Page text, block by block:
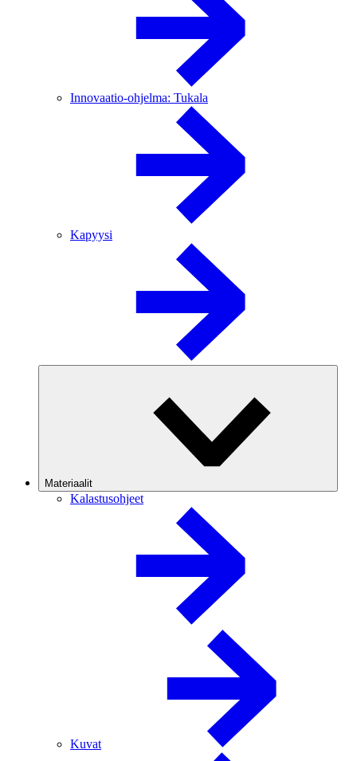
Innovaatio-ohjelma: Tukala
Kapyysi
Materiaalit
Kalastusohjeet
Kuvat